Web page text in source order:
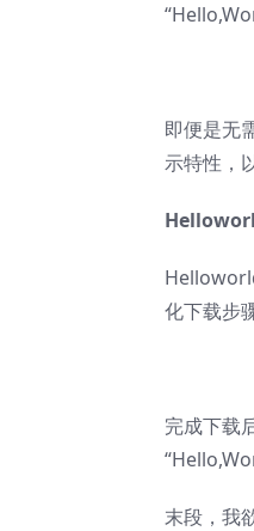
即便是无
示特性，
化下载步
完成下载
末段，我